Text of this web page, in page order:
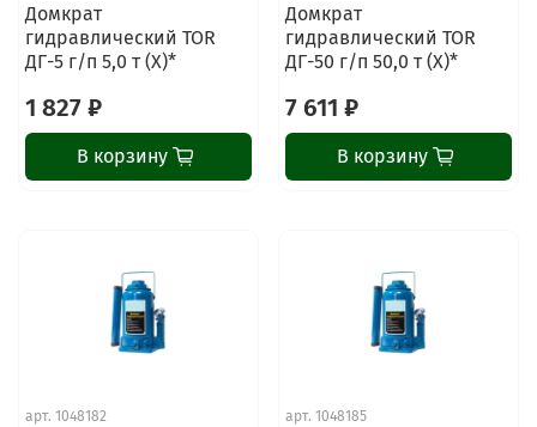
Домкрат
гидравлический TOR
ДГ-5 г/п 5,0 т (X)*
1 827 ₽
В корзину
Домкрат
гидравлический TOR
ДГ-50 г/п 50,0 т (X)*
7 611 ₽
В корзину
арт. 1048182 арт. 1048185